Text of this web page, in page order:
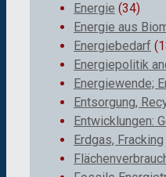
Energie (34)
Energie aus
Energiebedarf
Energiepolitik
Energiewende;
Entsorgung,
Entwicklungen:
Erdgas, Fracking